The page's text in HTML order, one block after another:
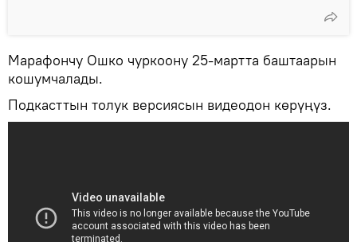
Марафончу Ошко чуркоону 25-мартта баштаарын
кошумчалады.
Подкасттын толук версиясын видеодон көрүңүз.